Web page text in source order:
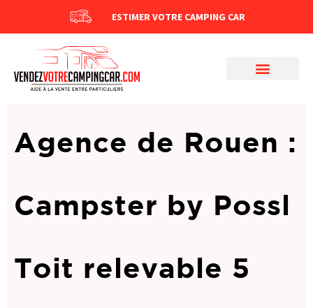
ESTIMER VOTRE CAMPING CAR
Agence de Rouen :
Campster by Possl
Toit relevable 5